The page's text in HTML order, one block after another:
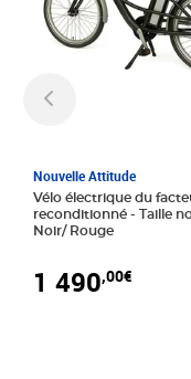
Nouvelle Attitude
Vélo électrique du
reconditionné - Taille normale -
Noir/ Rouge
1 490,00€